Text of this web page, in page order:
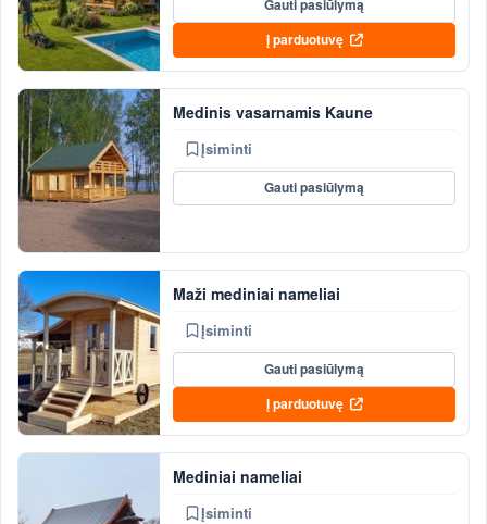
Gauti pasiūlymą
Į parduotuvę
Medinis vasarnamis Kaune
Įsiminti
Gauti pasiūlymą
Maži mediniai nameliai
Įsiminti
Gauti pasiūlymą
Į parduotuvę
Mediniai nameliai
Įsiminti